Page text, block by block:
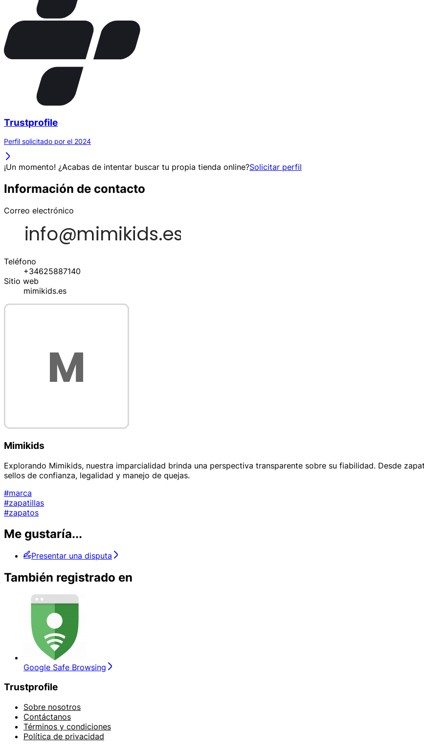
Trustprofile
Perfil solicitado por el 2024
¡Un momento! ¿Acabas de intentar buscar tu propia tienda online?Solicitar perfil
Información de contacto
Correo electrónico
Teléfono
+34625887140
Sitio web
mimikids.es
Mimikids
Explorando Mimikids, nuestra imparcialidad brinda una perspectiva transparente sobre su fiabilidad. Desde
sellos de confianza, legalidad y manejo de quejas.
#marca
#zapatillas
#zapatos
Me gustaría...
Presentar una disputa
También registrado en
Google Safe Browsing
Trustprofile
Sobre nosotros
Contáctanos
Términos y condiciones
Política de privacidad